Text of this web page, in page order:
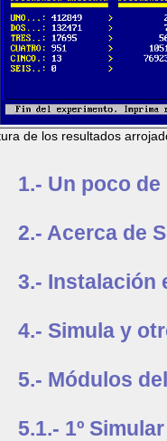
de los resultados
1.- Un poco
2.- Acerca de
3.- Instalación
4.- Simula y
5.- Módulos
5.1.- 1º